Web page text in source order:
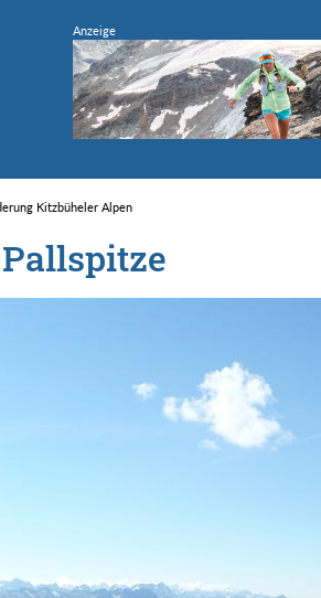
Kitzbüheler Alpen